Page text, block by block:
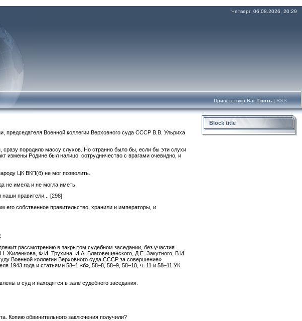
Четверг, 06.08.2026, 20:29
Приветствую Вас Гость | RSS
председателя Военной коллегии Верховного суда СССР В.В. Ульриха
сразу породило массу слухов. Но странно было бы, если бы эти слухи
измены Родине был налицо, сотрудничество с врагами очевидно, и
ЦК ВКП(б) не мог позволить.
не имела и не могла иметь.
наши правители... [298]
его собственное правительство, хранили и императоры, и
рассмотрению в закрытом судебном заседании, без участия
Жиленкова, Ф.И. Трухина, И.А. Благовещенского, Д.Е. Закутного, В.И.
Военной коллегии Верховного суда СССР за совершение»
1943 года и статьями 58–1 «б», 58–8, 58–9, 58–10, ч. 11 и 58–11 УК
в суд и находятся в зале судебного заседания.
Копию обвинительного заключения получили?
Block title